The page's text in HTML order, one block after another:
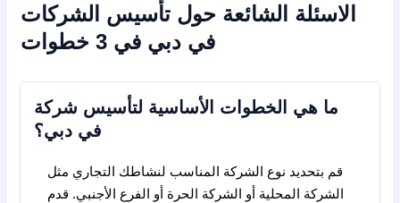
الاسئلة الشائعة حول تأسيس الشركات
في دبي في 3 خطوات
ما هي الخطوات الأساسية لتأسيس شركة
في دبي؟
قم بتحديد نوع الشركة المناسب لنشاطك التجاري مثل
الشركة المحلية أو الشركة الحرة أو الفرع الأجنبي. قدم